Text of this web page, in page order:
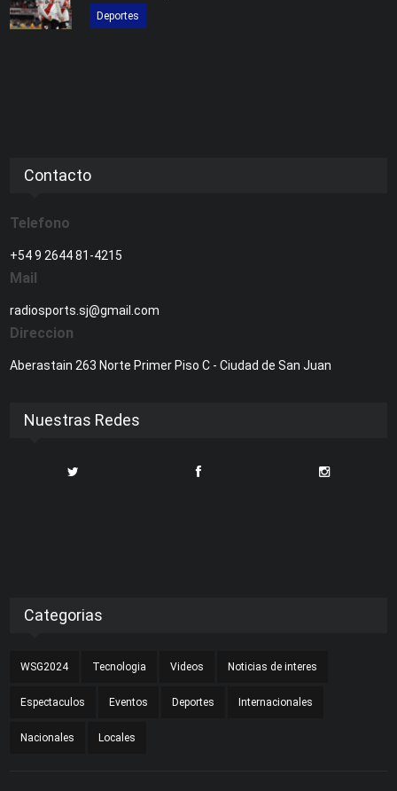
Deportes
Contacto
Telefono
+54 9 2644 81-4215
Mail
radiosports.sj@gmail.com
Direccion
Aberastain 263 Norte Primer Piso C - Ciudad de San Juan
Nuestras Redes
Categorias
WSG2024 Tecnologia Videos Noticias de interes
Espectaculos Eventos Deportes Internacionales
Nacionales Locales